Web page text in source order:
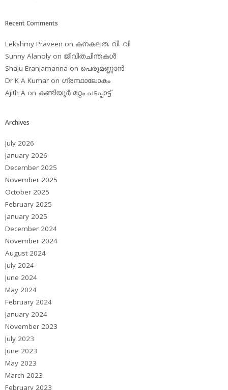
Recent Comments
Lekshmy Praveen on കനകലത. വി. വി
Sunny Alanoly on ജീവിതചിന്തകള്‍
Shaju Eranjamanna on പെരുമണ്ണാന്‍
Dr K A Kumar on ഗ്രന്ഥാലോകം
Ajith A on കണ്ടിയൂര്‍ മറ്റം പടപ്പാട്ട്‌
Archives
July 2026
January 2026
December 2025
November 2025
October 2025
February 2025
January 2025
December 2024
November 2024
August 2024
July 2024
June 2024
May 2024
February 2024
January 2024
November 2023
July 2023
June 2023
May 2023
March 2023
February 2023